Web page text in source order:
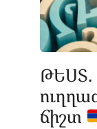
ԹԵՍՏ.
ճիշտ